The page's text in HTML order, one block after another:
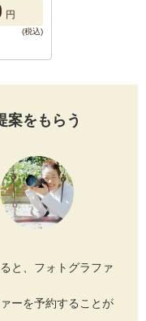
円
案をもらう
と、フォトグラファ
ーを予約することが